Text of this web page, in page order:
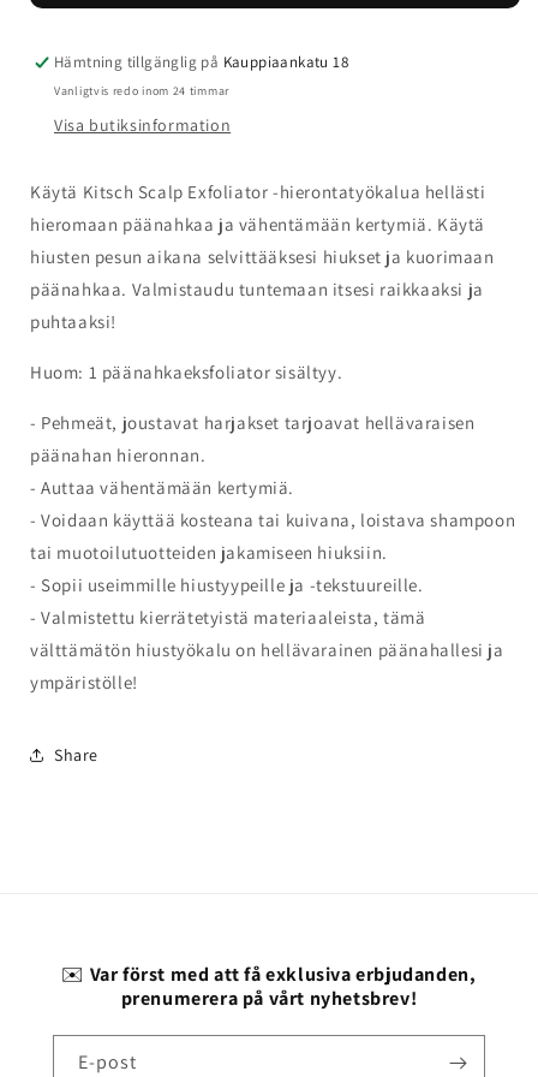
Scalp
-
Terracotta
Scalp
-
Terracotta
Hämtning tillgänglig på Kauppiaankatu 18
Vanligtvis redo inom 24 timmar
Visa butiksinformation
Käytä Kitsch Scalp Exfoliator -hierontatyökalua hellästi
hieromaan päänahkaa ja vähentämään kertymiä. Käytä
hiusten pesun aikana selvittääksesi hiukset ja kuorimaan
päänahkaa. Valmistaudu tuntemaan itsesi raikkaaksi ja
puhtaaksi!
Huom: 1 päänahkaeksfoliator sisältyy.
- Pehmeät, joustavat harjakset tarjoavat hellävaraisen
päänahan hieronnan.
- Auttaa vähentämään kertymiä.
- Voidaan käyttää kosteana tai kuivana, loistava shampoon
tai muotoilutuotteiden jakamiseen hiuksiin.
- Sopii useimmille hiustyypeille ja -tekstuureille.
- Valmistettu kierrätetyistä materiaaleista, tämä
välttämätön hiustyökalu on hellävarainen päänahallesi ja
ympäristölle!
Share
✉️ Var först med att få exklusiva erbjudanden,
prenumerera på vårt nyhetsbrev!
E-post